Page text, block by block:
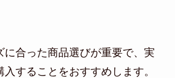
に合った商品選びが重要で、実
することをおすすめします。